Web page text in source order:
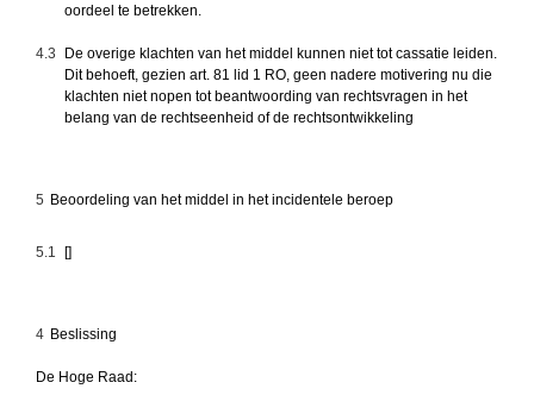
oordeel te betrekken.
4.3
De overige klachten van het middel kunnen niet tot cassatie leiden.
Dit behoeft, gezien art. 81 lid 1 RO, geen nadere motivering nu die
klachten niet nopen tot beantwoording van rechtsvragen in het
belang van de rechtseenheid of de rechtsontwikkeling
5 Beoordeling van het middel in het incidentele beroep
5.1 []
4 Beslissing
De Hoge Raad: